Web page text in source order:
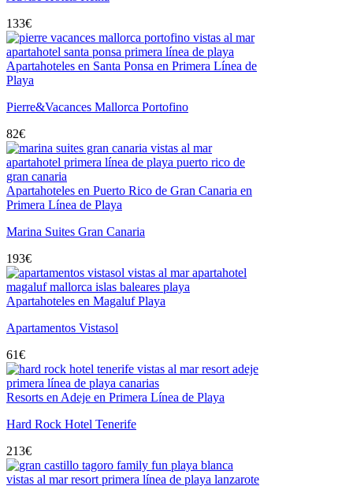
133€
Apartahoteles en Santa Ponsa en Primera Línea de
Playa
Pierre&Vacances Mallorca Portofino
82€
Apartahoteles en Puerto Rico de Gran Canaria en
Primera Línea de Playa
Marina Suites Gran Canaria
193€
Apartahoteles en Magaluf Playa
Apartamentos Vistasol
61€
Resorts en Adeje en Primera Línea de Playa
Hard Rock Hotel Tenerife
213€